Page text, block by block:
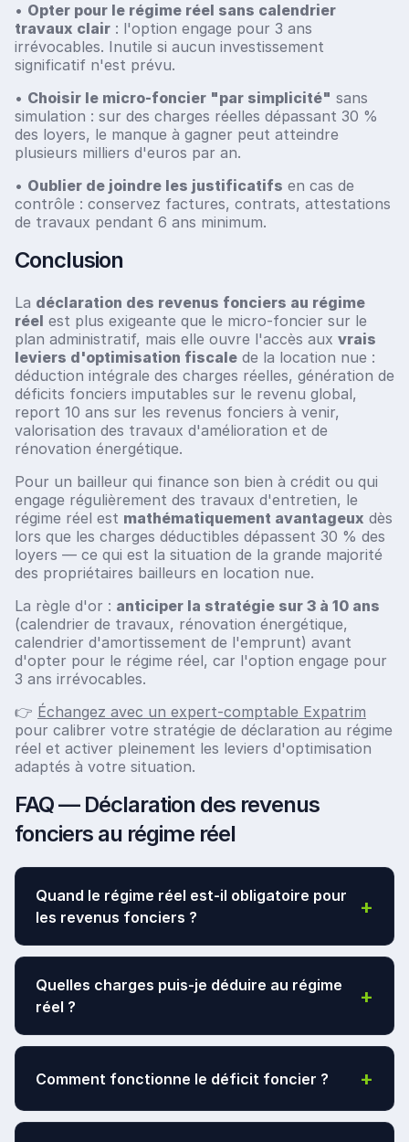
• Opter pour le régime réel sans calendrier
travaux clair : l'option engage pour 3 ans
irrévocables. Inutile si aucun investissement
significatif n'est prévu.
• Choisir le micro-foncier "par simplicité" sans
simulation : sur des charges réelles dépassant 30 %
des loyers, le manque à gagner peut atteindre
plusieurs milliers d'euros par an.
• Oublier de joindre les justificatifs en cas de
contrôle : conservez factures, contrats, attestations
de travaux pendant 6 ans minimum.
Conclusion
La déclaration des revenus fonciers au régime
réel est plus exigeante que le micro-foncier sur le
plan administratif, mais elle ouvre l'accès aux vrais
leviers d'optimisation fiscale de la location nue :
déduction intégrale des charges réelles, génération de
déficits fonciers imputables sur le revenu global,
report 10 ans sur les revenus fonciers à venir,
valorisation des travaux d'amélioration et de
rénovation énergétique.
Pour un bailleur qui finance son bien à crédit ou qui
engage régulièrement des travaux d'entretien, le
régime réel est mathématiquement avantageux dès
lors que les charges déductibles dépassent 30 % des
loyers — ce qui est la situation de la grande majorité
des propriétaires bailleurs en location nue.
La règle d'or : anticiper la stratégie sur 3 à 10 ans
(calendrier de travaux, rénovation énergétique,
calendrier d'amortissement de l'emprunt) avant
d'opter pour le régime réel, car l'option engage pour
3 ans irrévocables.
👉 Échangez avec un expert-comptable Expatrim
pour calibrer votre stratégie de déclaration au régime
réel et activer pleinement les leviers d'optimisation
adaptés à votre situation.
FAQ — Déclaration des revenus
fonciers au régime réel
Quand le régime réel est-il obligatoire pour
les revenus fonciers ?
+
loyers bruts annuels dépassent 15 000 €
(toutes sources confondues : location en direct,
quote-part de SCI à l'IR et revenus de SCPI
par défaut du micro-foncier mais peut opter pour le
Quelles charges puis-je déduire au régime
réel ?
+
intérêts d'emprunt, lestravaux d'entretien, de
réparation et d'amélioration, lataxe foncière
Comment fonctionne le déficit foncier ? +